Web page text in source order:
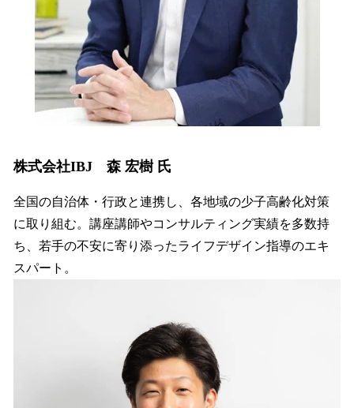
株式会社IBJ 森 宏樹 氏
全国の自治体・行政と連携し、各地域の少子高齢化対策
に取り組む。講座講師やコンサルティング実績を多数持
ち、若手の不安に寄り添ったライフデザイン指導のエキ
スパート。